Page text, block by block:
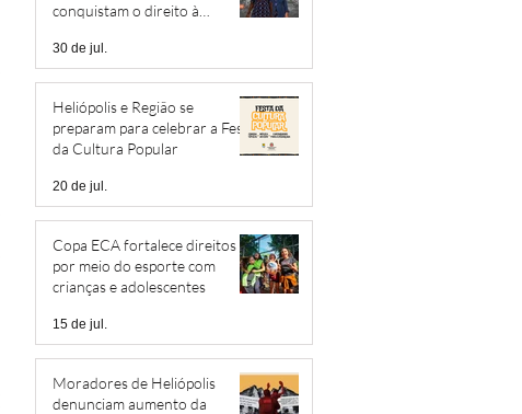
conquistam o direito à
30 de jul.
Heliópolis e Região se
preparam para celebrar a Festa
da Cultura Popular
20 de jul.
Copa ECA fortalece direitos
por meio do esporte com
crianças e adolescentes
15 de jul.
Moradores de Heliópolis
denunciam aumento da